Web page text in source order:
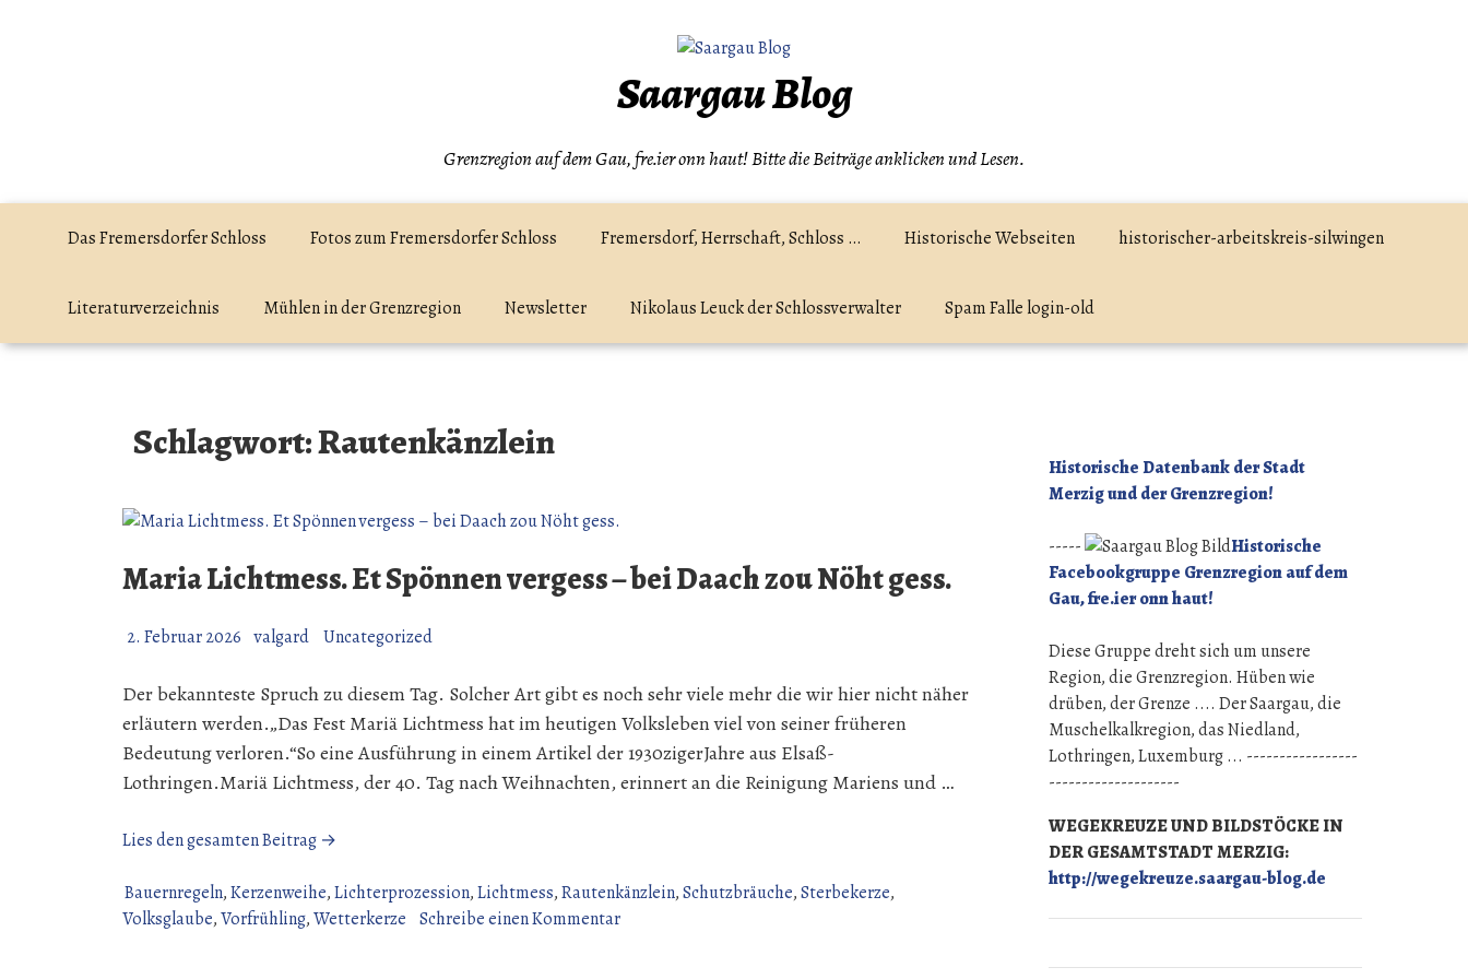
Saargau Blog
Grenzregion auf dem Gau, fre.ier onn haut! Bitte die Beiträge anklicken und Lesen.
Das Fremersdorfer Schloss Fotos zum Fremersdorfer Schloss Fremersdorf, Herrschaft, Schloss … Historische Webseiten historischer-arbeitskreis-silwingen
Literaturverzeichnis Mühlen in der Grenzregion Newsletter Nikolaus Leuck der Schlossverwalter Spam Falle login-old
Schlagwort:Rautenkänzlein
Maria Lichtmess. Et Spönnen vergess – bei Daach zou Nöht gess.
2. Februar 2026 valgard Uncategorized
Der bekannteste Spruch zu diesem Tag. Solcher Art gibt es noch sehr viele mehr die wir hier nicht näher
erläutern werden.„Das Fest Mariä Lichtmess hat im heutigen Volksleben viel von seiner früheren
Bedeutung verloren.“So eine Ausführung in einem Artikel der 1930zigerJahre aus Elsaß-
Lothringen.Mariä Lichtmess, der 40. Tag nach Weihnachten, erinnert an die Reinigung Mariens und …
Lies den gesamten Beitrag →
Et
Spönnen
Bauernregeln,Kerzenweihe,Lichterprozession,Lichtmess,Rautenkänzlein,Schutzbräuche,Sterbekerze,
Volksglaube,Vorfrühling,Wetterkerze Schreibe einen Kommentarzu
Historische Datenbank der Stadt
Merzig und der Grenzregion!
-----
Historische
Facebookgruppe Grenzregion auf dem
Gau, fre.ier onn haut!
Diese Gruppe dreht sich um unsere
Region, die Grenzregion. Hüben wie
drüben, der Grenze .... Der Saargau, die
Muschelkalkregion, das Niedland,
Lothringen, Luxemburg ... -----------------
--------------------
WEGEKREUZE UND BILDSTÖCKE IN
DER GESAMTSTADT MERZIG:
http://wegekreuze.saargau-blog.de